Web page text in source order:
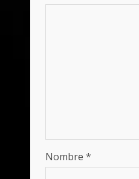
Nombre *